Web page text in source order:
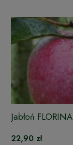
Jabłoń FLORINA
22,90 zł